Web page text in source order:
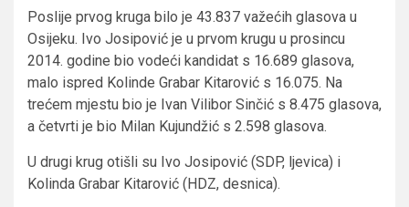
Poslije prvog kruga bilo je 43.837 važećih glasova u
Osijeku. Ivo Josipović je u prvom krugu u prosincu
2014. godine bio vodeći kandidat s 16.689 glasova,
malo ispred Kolinde Grabar Kitarović s 16.075. Na
trećem mjestu bio je Ivan Vilibor Sinčić s 8.475 glasova,
a četvrti je bio Milan Kujundžić s 2.598 glasova.
U drugi krug otišli su Ivo Josipović (SDP, ljevica) i
Kolinda Grabar Kitarović (HDZ, desnica).